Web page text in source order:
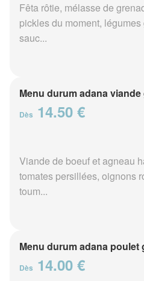
Fêta rôtie, mélasse de
pickles du moment,
sauc...
Menu durum adana
Dès 14.50 €
Viande de boeuf et agneau
tomates persillées, oignons
toum...
Menu durum adana poulet
Dès 14.00 €